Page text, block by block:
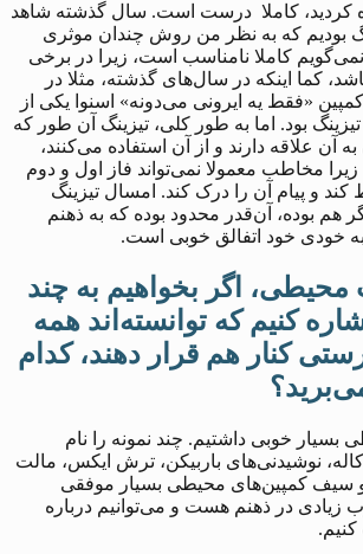
کردید، کاملا درست است. سال گذشته شاهد
بودیم که به نظر من روش چندان موثری
کاملا نامناسب است، زیرا در برخی
کما اینکه در سال‌های گذشته، مثلا در
۱۳۹۹ یا ۱۴۰۰، کمپین «فقط یه ایرونی می‌دونه» اسنوا یکی از
بود. اما به‌ طور کلی، تیزینگ آن‌ طور که
آن علاقه دارند و از آن استفاده می‌کنند،
مخاطب معمولا نمی‌تواند فاز اول و دوم
کند و پیام آن را درک کند. امسال تیزینگ
هم بوده، آن‌قدر محدود بوده که به ذهنم
به خودی خود اتفالق خوبی است.
محیطی، اگر بخواهیم به چند
کنیم که توانسته‌اند همه
کنار هم قرار دهند، کدام
بسیار خوبی داشتیم. چند نمونه را نام
کاله، نوشیدنی‌های باربیکن، ترش ایکس، مالت
و سیف کمپین‌های محیطی بسیار موفقی
زیادی در ذهنم هست و می‌توانیم درباره